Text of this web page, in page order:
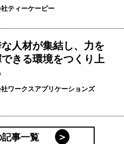
社ティーケーピー
人材が集結し、力を
きる環境をつくり上
社ワークスアプリケーションズ
記事一覧